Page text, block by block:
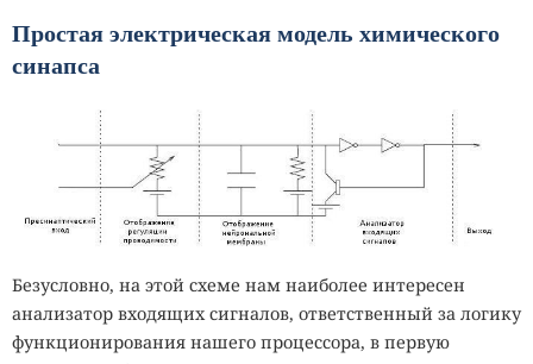
Простая электрическая модель химического
синапса
Безусловно, на этой схеме нам наиболее интересен
анализатор входящих сигналов, ответственный за логику
функционирования нашего процессора, в первую